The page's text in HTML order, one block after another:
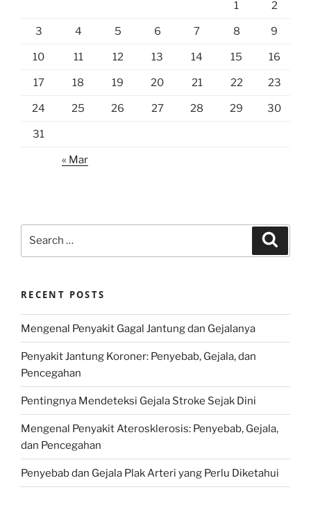
1 2
3 4 5 6 7 8 9
10 11 12 13 14 15 16
17 18 19 20 21 22 23
24 25 26 27 28 29 30
31
« Mar
RECENT POSTS
Mengenal Penyakit Gagal Jantung dan Gejalanya
Penyakit Jantung Koroner: Penyebab, Gejala, dan
Pencegahan
Pentingnya Mendeteksi Gejala Stroke Sejak Dini
Mengenal Penyakit Aterosklerosis: Penyebab, Gejala,
dan Pencegahan
Penyebab dan Gejala Plak Arteri yang Perlu Diketahui